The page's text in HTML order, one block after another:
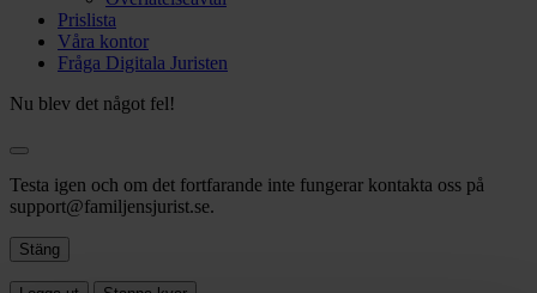
Prislista
Våra kontor
Fråga Digitala Juristen
Nu blev det något fel!
Testa igen och om det fortfarande inte fungerar kontakta oss på
support@familjensjurist.se.
Stäng